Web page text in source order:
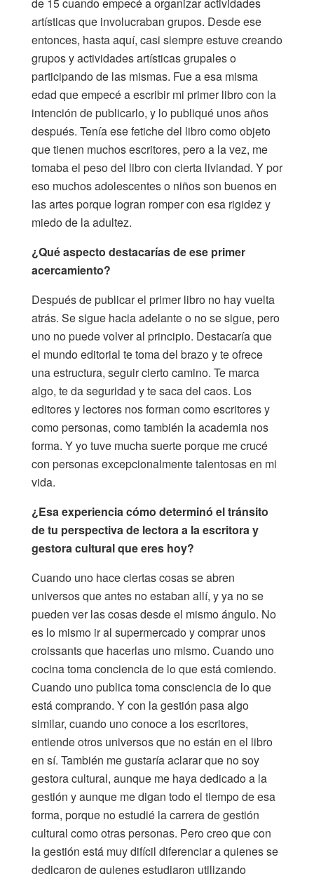
artísticas que involucraban grupos. Desde ese
entonces, hasta aquí, casi siempre estuve creando
grupos y actividades artísticas grupales o
participando de las mismas. Fue a esa misma
edad que empecé a escribir mi primer libro con la
intención de publicarlo, y lo publiqué unos años
después. Tenía ese fetiche del libro como objeto
que tienen muchos escritores, pero a la vez, me
tomaba el peso del libro con cierta liviandad. Y por
eso muchos adolescentes o niños son buenos en
las artes porque logran romper con esa rigidez y
miedo de la adultez.
¿Qué aspecto destacarías de ese primer
acercamiento?
Después de publicar el primer libro no hay vuelta
atrás. Se sigue hacia adelante o no se sigue, pero
uno no puede volver al principio. Destacaría que
el mundo editorial te toma del brazo y te ofrece
una estructura, seguir cierto camino. Te marca
algo, te da seguridad y te saca del caos. Los
editores y lectores nos forman como escritores y
como personas, como también la academia nos
forma. Y yo tuve mucha suerte porque me crucé
con personas excepcionalmente talentosas en mi
vida.
¿Esa experiencia cómo determinó el tránsito
de tu perspectiva de lectora a la escritora y
gestora cultural que eres hoy?
Cuando uno hace ciertas cosas se abren
universos que antes no estaban allí, y ya no se
pueden ver las cosas desde el mismo ángulo. No
es lo mismo ir al supermercado y comprar unos
croissants que hacerlas uno mismo. Cuando uno
cocina toma conciencia de lo que está comiendo.
Cuando uno publica toma consciencia de lo que
está comprando. Y con la gestión pasa algo
similar, cuando uno conoce a los escritores,
entiende otros universos que no están en el libro
en sí. También me gustaría aclarar que no soy
gestora cultural, aunque me haya dedicado a la
gestión y aunque me digan todo el tiempo de esa
forma, porque no estudié la carrera de gestión
cultural como otras personas. Pero creo que con
la gestión está muy difícil diferenciar a quienes se
dedicaron de quienes estudiaron utilizando